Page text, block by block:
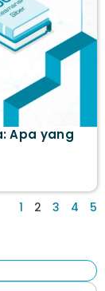
Apa yang
1 2 3 4 5